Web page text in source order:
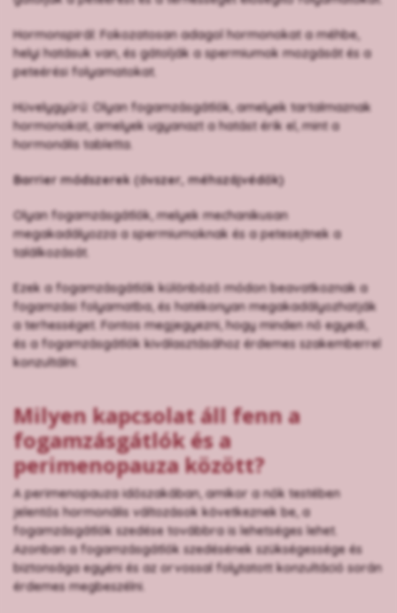
Hormonspirál: Fokozatosan adagol hormonokat a méhbe,
helyi hatásuk van, és gátolják a spermiumok mozgását és a
peteérési folyamatokat.
Hüvelygyűrű: Olyan fogamzásgátlók, amelyek tartalmaznak
hormonokat, amelyek ugyanazt a hatást érik el, mint a
hormonális tabletta.
Barrier módszerek (óvszer, méhszájvédők)
Olyan fogamzásgátlók, melyek mechanikusan
megakadályozza a spermiumoknak és a petesejtnek a
találkozását.
Ezek a fogamzásgátlók különböző módon beavatkoznak a
fogamzási folyamatba, és hatékonyan megakadályozhatják
a terhességet. Fontos megjegyezni, hogy minden nő egyedi,
és a fogamzásgátlók kiválasztásához érdemes szakemberrel
konzultálni.
Milyen kapcsolat áll fenn a
fogamzásgátlók és a
perimenopauza között?
A perimenopauza időszakában, amikor a nők testében
jelentős hormonális változások következnek be, a
fogamzásgátlók szedése továbbra is lehetséges lehet.
Azonban a fogamzásgátlók szedésének szükségessége és
biztonsága egyéni és az orvossal folytatott konzultáció során
érdemes megbeszélni.